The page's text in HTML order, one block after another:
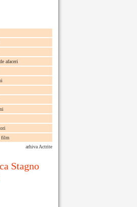
afaceri
film
arhiva Actrite
Stagno